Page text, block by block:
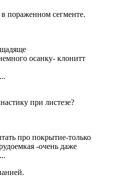
пораженном сегменте.
осанку- клонитт
при листезе?
про покрытие-только
-очень даже